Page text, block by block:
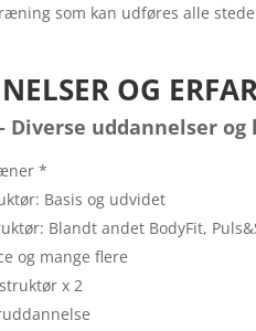
som kan udføres alle
OG
Diverse uddannelser
*
Basis og udvidet
Blandt andet BodyFit,
og mange flere
x 2